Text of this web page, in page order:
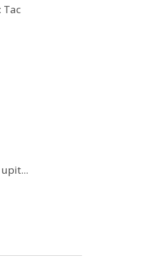
Tac